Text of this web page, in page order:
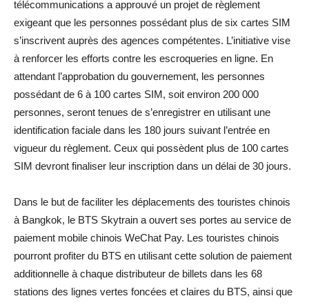
télécommunications a approuvé un projet de règlement
exigeant que les personnes possédant plus de six cartes SIM
s’inscrivent auprès des agences compétentes. L’initiative vise
à renforcer les efforts contre les escroqueries en ligne. En
attendant l’approbation du gouvernement, les personnes
possédant de 6 à 100 cartes SIM, soit environ 200 000
personnes, seront tenues de s’enregistrer en utilisant une
identification faciale dans les 180 jours suivant l’entrée en
vigueur du règlement. Ceux qui possèdent plus de 100 cartes
SIM devront finaliser leur inscription dans un délai de 30 jours.
Dans le but de faciliter les déplacements des touristes chinois
à Bangkok, le BTS Skytrain a ouvert ses portes au service de
paiement mobile chinois WeChat Pay. Les touristes chinois
pourront profiter du BTS en utilisant cette solution de paiement
additionnelle à chaque distributeur de billets dans les 68
stations des lignes vertes foncées et claires du BTS, ainsi que